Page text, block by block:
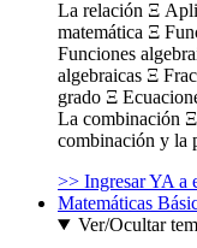
La relación Ξ
matemática Ξ
Funciones
algebraicas Ξ
grado Ξ
La combinación
combinación y la
>> Ingresar YA a
Matemáticas
Ver/Ocultar